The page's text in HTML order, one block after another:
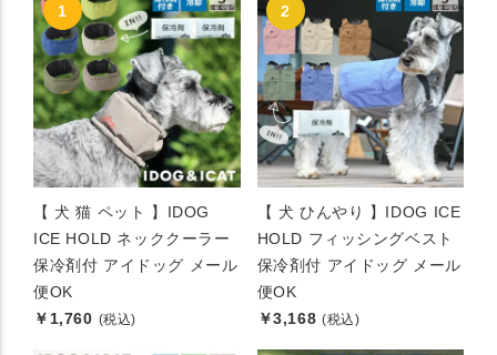
【 犬 猫 ペット 】IDOG
ICE HOLD ネッククーラー
保冷剤付 アイドッグ メール
便OK
￥1,760 (税込)
【 犬 ひんやり 】IDOG ICE
HOLD フィッシングベスト
保冷剤付 アイドッグ メール
便OK
￥3,168 (税込)